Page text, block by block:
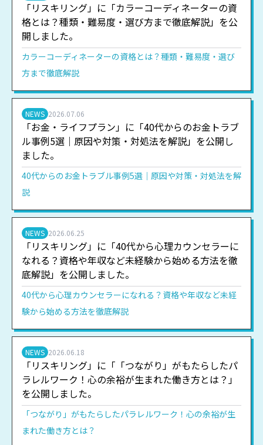
「リスキリング」に「カラーコーディネーターの資
格とは？種類・難易度・選び方まで徹底解説」を公
開しました。
カラーコーディネーターの資格とは？種類・難易度・選び
方まで徹底解説
NEWS 2026.07.06
「お金・ライフプラン」に「40代からのお金トラブ
ル事例5選｜原因や対策・対処法を解説」を公開し
ました。
40代からのお金トラブル事例5選｜原因や対策・対処法を解
説
NEWS 2026.06.25
「リスキリング」に「40代から心理カウンセラーに
なれる？資格や年収など未経験から始める方法を徹
底解説」を公開しました。
40代から心理カウンセラーになれる？資格や年収など未経
験から始める方法を徹底解説
NEWS 2026.06.18
「リスキリング」に「「つながり」がもたらしたパ
ラレルワーク！心の余裕が生まれた働き方とは？」
を公開しました。
「つながり」がもたらしたパラレルワーク！心の余裕が生
まれた働き方とは？